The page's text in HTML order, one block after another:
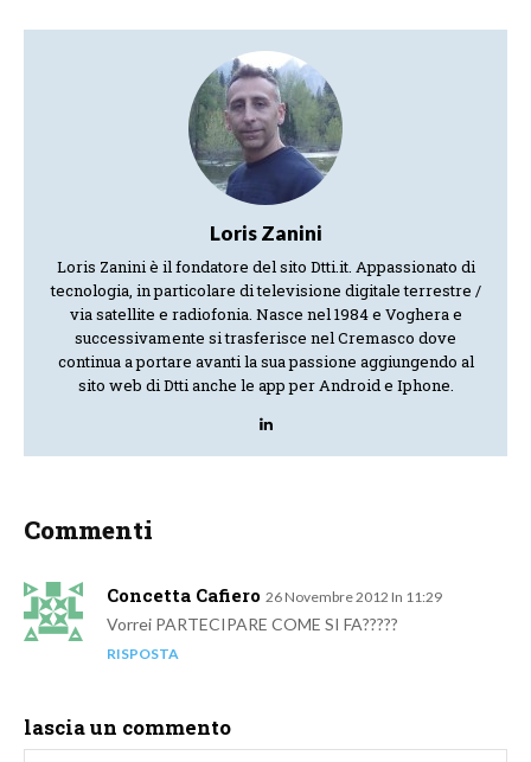
Loris Zanini
Loris Zanini è il fondatore del sito Dtti.it. Appassionato di
tecnologia, in particolare di televisione digitale terrestre /
via satellite e radiofonia. Nasce nel 1984 e Voghera e
successivamente si trasferisce nel Cremasco dove
continua a portare avanti la sua passione aggiungendo al
sito web di Dtti anche le app per Android e Iphone.
Commenti
Concetta Cafiero 26 Novembre 2012 In 11:29
Vorrei PARTECIPARE COME SI FA?????
RISPOSTA
lascia un commento